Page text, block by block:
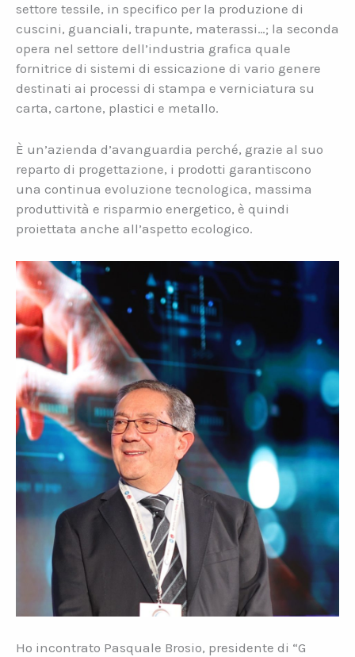
settore tessile, in specifico per la produzione di
cuscini, guanciali, trapunte, materassi…; la seconda
opera nel settore dell’industria grafica quale
fornitrice di sistemi di essicazione di vario genere
destinati ai processi di stampa e verniciatura su
carta, cartone, plastici e metallo.
È un’azienda d’avanguardia perché, grazie al suo
reparto di progettazione, i prodotti garantiscono
una continua evoluzione tecnologica, massima
produttività e risparmio energetico, è quindi
proiettata anche all’aspetto ecologico.
Ho incontrato Pasquale Brosio, presidente di “G